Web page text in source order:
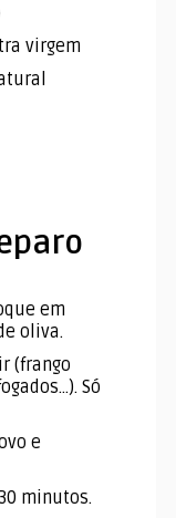
virgem
em
oliva.
(frango
Só
e
minutos.